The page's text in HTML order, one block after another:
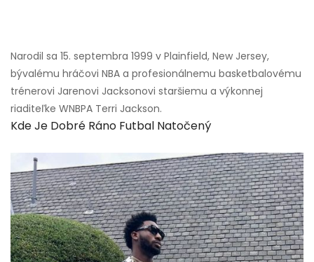
Narodil sa 15. septembra 1999 v Plainfield, New Jersey,
bývalému hráčovi NBA a profesionálnemu basketbalovému
trénerovi Jarenovi Jacksonovi staršiemu a výkonnej
riaditeľke WNBPA Terri Jackson.
Kde Je Dobré Ráno Futbal Natočený